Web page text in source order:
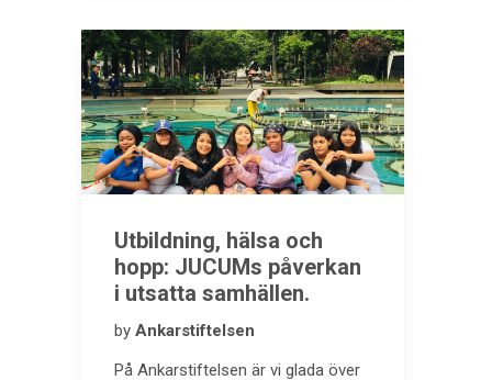
Utbildning, hälsa och
hopp: JUCUMs påverkan
i utsatta samhällen.
by Ankarstiftelsen
På Ankarstiftelsen är vi glada över